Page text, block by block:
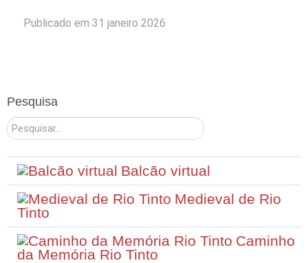
Pesquisa
Pesquisar
Balcão virtual
Medieval de Rio
Tinto
Caminho
da Memória Rio Tinto
Publicado em 31 janeiro 2026